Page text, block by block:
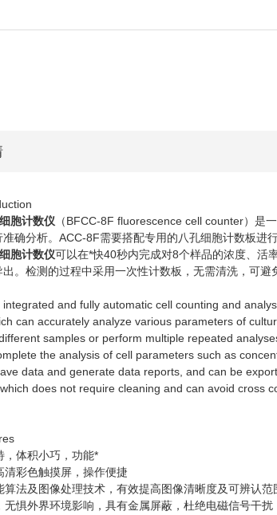
胞计数仪 （BFCC-8F fluorescence cell counter）是
确分析。ACC-8F需要搭配专用的八孔细胞计数板进
胞计数仪可以在*快40秒内完成对8个样品的浓度、活
。检测的过程中采用一次性计数板，无需清洗，可避
integrated and fully automatic cell counting and
can accurately analyze various parameters of
samples or perform multiple repeated
the analysis of cell parameters such as
data and generate data reports, and can be
does not require cleaning and can avoid cross
，体积小巧，功能*
清彩色触摸屏，操作便捷
算法及图像处理技术，有效提高图像清晰度及可辨认范
无惧外界环境影响，具有金属屏蔽，杜绝电磁信号干扰